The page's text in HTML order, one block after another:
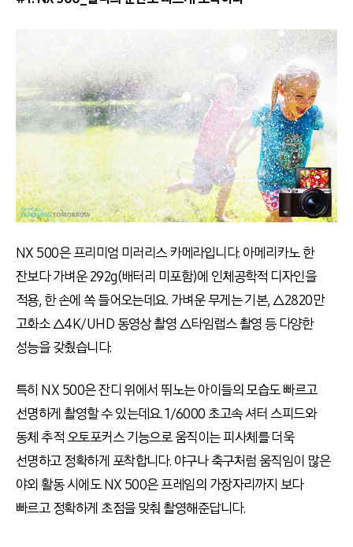
NX 500은 프리미엄 미러리스 카메라입니다. 아메리카노 한
잔보다 가벼운 292g(배터리 미포함)에 인체공학적 디자인을
적용, 한 손에 쏙 들어오는데요. 가벼운 무게는 기본, △2820만
고화소 △4K/UHD 동영상 촬영 △타임랩스 촬영 등 다양한
성능을 갖췄습니다.
특히 NX 500은 잔디 위에서 뛰노는 아이들의 모습도 빠르고
선명하게 촬영할 수 있는데요. 1/6000 초고속 셔터 스피드와
동체 추적 오토포커스 기능으로 움직이는 피사체를 더욱
선명하고 정확하게 포착합니다. 야구나 축구처럼 움직임이 많은
야외 활동 시에도 NX 500은 프레임의 가장자리까지 보다
빠르고 정확하게 초점을 맞춰 촬영해준답니다.